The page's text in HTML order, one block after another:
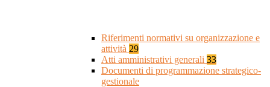
Riferimenti normativi su organizzazione e
attività 29
Atti amministrativi generali 33
Documenti di programmazione strategico-
gestionale